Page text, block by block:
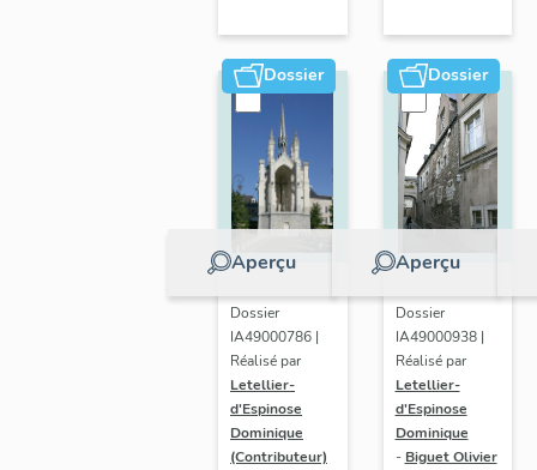
Dossier
Aperçu
Dossier
IA49000786 |
Réalisé par
Letellier-
d'Espinose
Dominique
(Contributeur)
Dossier
Aperçu
Dossier
IA49000938 |
Réalisé par
Letellier-
d'Espinose
Dominique
- Biguet Olivier